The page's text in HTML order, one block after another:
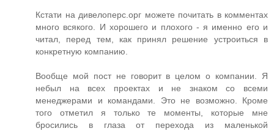
Кстати на дивелоперс.орг можете почитать в комментах
много всякого. И хорошего и плохого - я именно его и
читал, перед тем, как принял решение устроиться в
конкретную компанию.
Вообще мой пост не говорит в целом о компании. Я
небыл на всех проектах и не знаком со всеми
менеджерами и командами. Это не возможно. Кроме
того отметил я только те моменты, которые мне
бросились в глаза от перехода из маленькой